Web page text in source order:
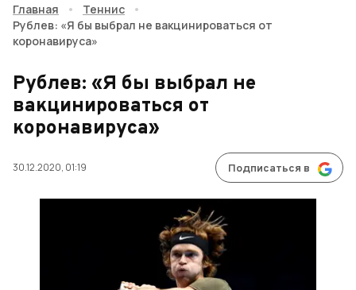
Главная • Теннис
•
Рублев: «Я бы выбрал не вакцинироваться от
коронавируса»
Рублев: «Я бы выбрал не
вакцинироваться от
коронавируса»
30.12.2020, 01:19 Подписаться в